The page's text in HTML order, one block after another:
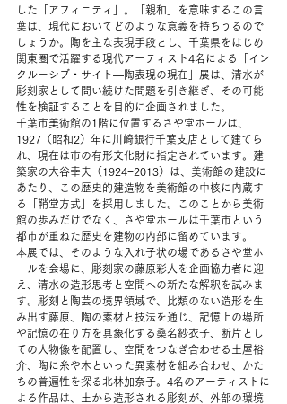
した「アフィニティ」。「親和」を意味するこの言
葉は、現代においてどのような意義を持ちうるので
しょうか。陶を主な表現手段とし、千葉県をはじめ
関東圏で活躍する現代アーティスト4名による「イン
クルーシブ・サイト―陶表現の現在」展は、清水が
彫刻家として問い続けた問題を引き継ぎ、その可能
性を検証することを目的に企画されました。
千葉市美術館の1階に位置するさや堂ホールは、
1927（昭和2）年に川崎銀行千葉支店として建てら
れ、現在は市の有形文化財に指定されています。建
築家の大谷幸夫（1924−2013）は、美術館の建設に
あたり、この歴史的建造物を美術館の中核に内蔵す
る「鞘堂方式」を採用しました。このことから美術
館の歩みだけでなく、さや堂ホールは千葉市という
都市が重ねた歴史を建物の内部に留めています。
本展では、そのような入れ子状の場であるさや堂ホ
ールを会場に、彫刻家の藤原彩人を企画協力者に迎
え、清水の造形思考と空間への新たな解釈を試みま
す。彫刻と陶芸の境界領域で、比類のない造形を生
み出す藤原、陶の素材と技法を通じ、記憶上の場所
や記憶の在り方を具象化する桑名紗衣子、断片とし
ての人物像を配置し、空間をつなぎ合わせる土屋裕
介、陶に糸や木といった異素材を組み合わせ、かた
ちの普遍性を探る北林加奈子。4名のアーティストに
よる作品は、土から造形される彫刻が、外部の環境